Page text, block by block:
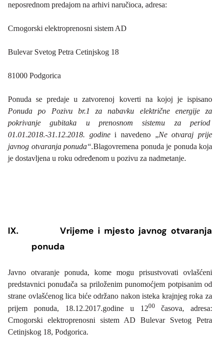
neposrednom predajom na arhivi naručioca, adresa:
Crnogorski elektroprenosni sistem AD
Bulevar Svetog Petra Cetinjskog 18
81000 Podgorica
Ponuda se predaje u zatvorenoj koverti na kojoj je ispisano
Ponuda po Pozivu br.1 zanabavku električne energije za
pokrivanje gubitaka u prenosnom sistemu za period
01.01.2018.-31.12.2018. godinei navedeno „Ne otvaraj prije
javnog otvaranja ponuda“.Blagovremena ponuda je ponuda koja
je dostavljena u roku određenom u pozivu za nadmetanje.
IX.
Vrijeme i mjesto javnog otvaranja
ponuda
Javno otvaranje ponuda, kome mogu prisustvovati ovlašćeni
predstavnici ponuđača sa priloženim punomoćjem potpisanim od
strane ovlašćenog lica biće održano nakon isteka krajnjeg roka za
prijem ponuda, 18.12.2017.godine u 1200 časova, adresa:
Crnogorski elektroprenosni sistem AD Bulevar Svetog Petra
Cetinjskog 18, Podgorica.